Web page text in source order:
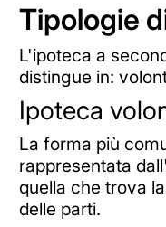
Tipologie
L'ipoteca a
distingue in:
Ipoteca
La forma più
rappresentata dall'
quella che trova
delle parti.